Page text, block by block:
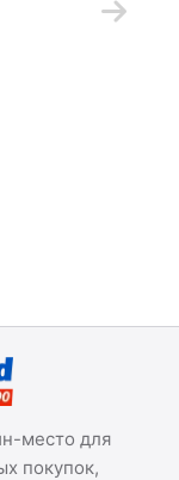
место для
покупок,